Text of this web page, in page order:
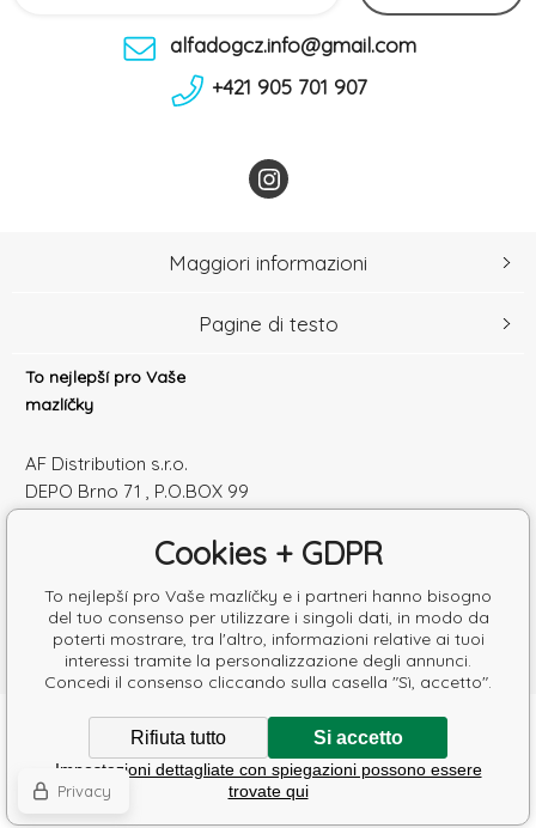
alfadogcz.info@gmail.com
+421 905 701 907
To nejlepší pro Vaše
mazlíčky
AF Distribution s.r.o.
DEPO Brno 71 , P.O.BOX 99
Česká republika
Partita IVA: SK2120864328
Maggiori informazioni
Pagine di testo
Copyright © 2026 AF Distribution s.r.o.
Tutti i diritti riservati.
Ecommerce solutions BINARGON.cz
Poradíme s výběrem krmiva
Cookies + GDPR
To nejlepší pro Vaše mazlíčky e i partneri hanno bisogno
del tuo consenso per utilizzare i singoli dati, in modo da
poterti mostrare, tra l'altro, informazioni relative ai tuoi
interessi tramite la personalizzazione degli annunci.
Concedi il consenso cliccando sulla casella "Sì, accetto".
Rifiuta tutto Si accetto
Impostazioni dettagliate con spiegazioni possono essere
trovate qui
Privacy